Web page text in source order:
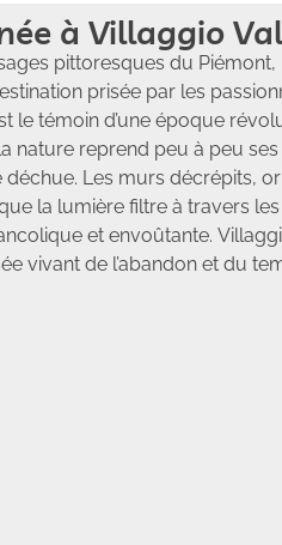
à Villaggio
pittoresques du Piémont,
prisée par les
le témoin d’une époque
nature reprend peu à peu
déchue. Les murs décrépits,
la lumière filtre à travers
et envoûtante.
vivant de l’abandon et du